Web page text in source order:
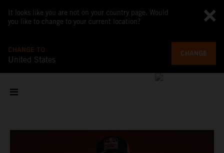
It looks like you are not on your country page. Would
you like to change to your current location?
CHANGE TO
United States
CHANGE